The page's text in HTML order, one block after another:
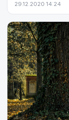
29.12.2020 14:24